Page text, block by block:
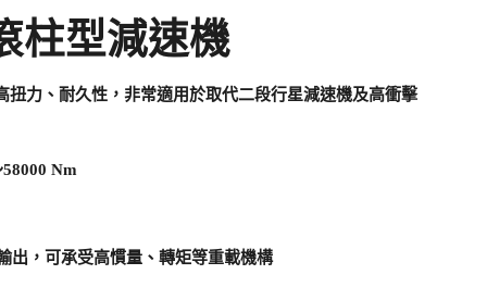
柱型減速機
力、耐久性，非常適用於取代二段行星減速機及高衝擊
Nm
出，可承受高慣量、轉矩等重載機構